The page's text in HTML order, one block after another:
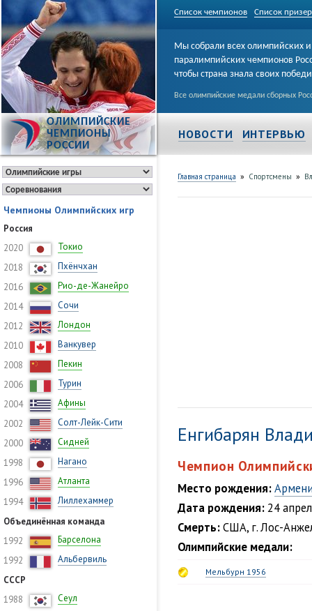
Список чемпионов Список
ОЛИМПИЙСКИЕ
ЧЕМПИОНЫ
РОССИИ
Мы собрали всех олимпийских и
паралимпийских чемпионов
чтобы страна знала своих
Все олимпийские медали сборных
НОВОСТИ ИНТЕРВЬЮ
Чемпионы Олимпийских игр
Россия
2020
Токио
2018
Пхёнчхан
2016
Рио-де-Жанейро
2014
Сочи
2012
Лондон
2010
Ванкувер
2008
Пекин
2006
Турин
2004
Афины
2002
Солт-Лейк-Сити
2000
Сидней
1998
Нагано
1996
Атланта
1994
Лиллехаммер
Объединённая команда
1992
Барселона
1992
Альбервиль
СССР
1988
Сеул
Главная страница » Спортсмены »
Енгибарян
Чемпион
Место рождения:
Дата рождения:24
Смерть:США, г. Лос-
Олимпийские медали:
Мельбурн 1956